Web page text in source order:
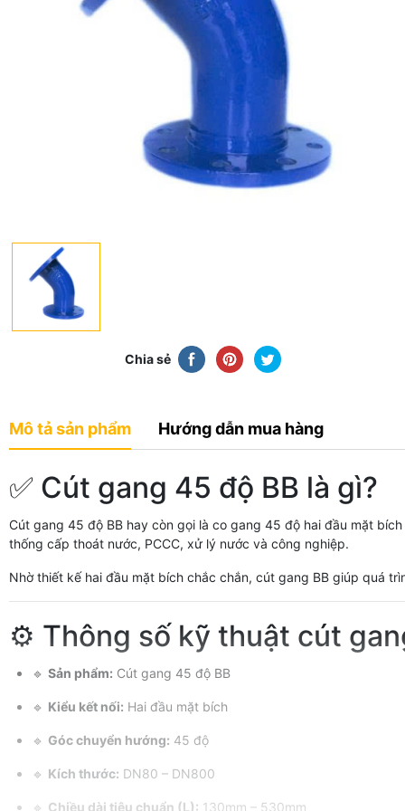
Chia sẻ
Mô tả sản phẩm Hướng dẫn mua hàng
✅ Cút gang 45 độ BB là gì?
Cút gang 45 độ BB hay còn gọi là co gang 45 độ hai đầu mặt
thống cấp thoát nước, PCCC, xử lý nước và công nghiệp.
Nhờ thiết kế hai đầu mặt bích chắc chắn, cút gang BB giúp quá
⚙️ Thông số kỹ thuật cút
🔹 Sản phẩm: Cút gang 45 độ BB
🔹 Kiểu kết nối: Hai đầu mặt bích
🔹 Góc chuyển hướng: 45 độ
🔹 Kích thước: DN80 – DN800
🔹 Chiều dài tiêu chuẩn (L): 130mm – 530mm